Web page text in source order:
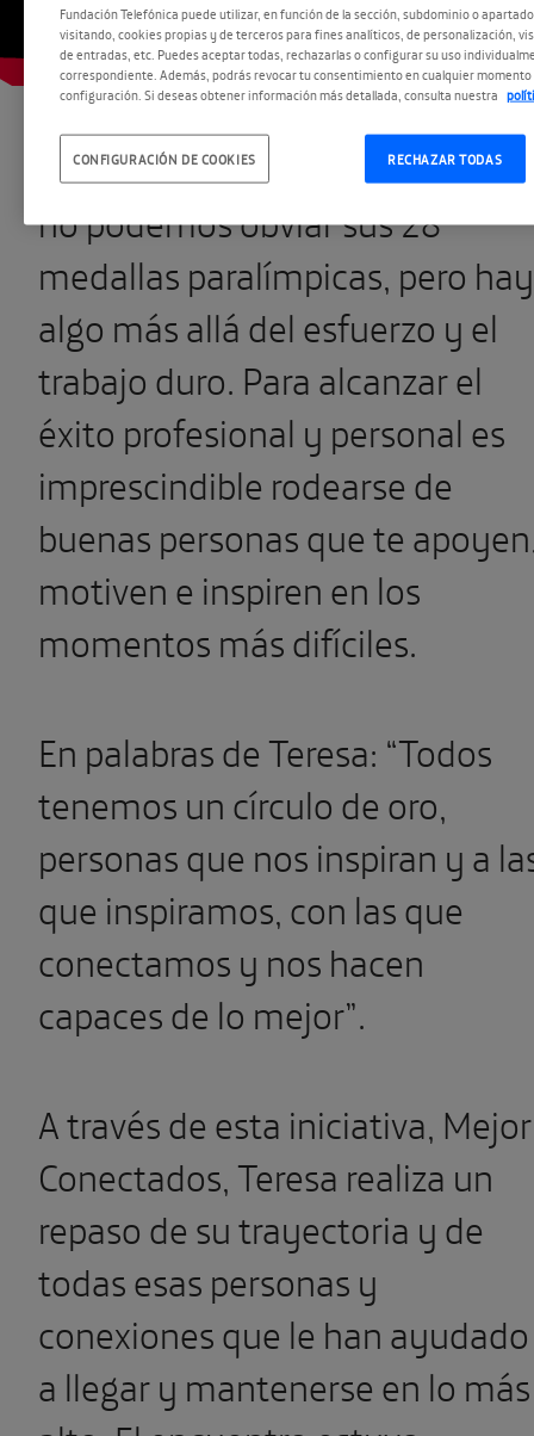
Cuando hablamos deTeresa
Perales,nadadora paralímpica,
no podemos obviar sus 28
medallas paralímpicas, pero hay
algo más allá del esfuerzo y el
trabajo duro. Para alcanzar el
éxito profesional y personal es
imprescindible rodearse de
buenas personas que te
motiven e inspiren en los
momentos más difíciles.
En palabras de Teresa: “Todos
tenemos un círculo de oro,
personas que nos inspiran y a
que inspiramos, con las que
conectamos y nos hacen
capaces de lo mejor”.
A través de esta iniciativa, Mejor
Conectados, Teresa realiza un
repaso de su trayectoria y de
todas esas personas y
conexiones que le han ayudado
a llegar y mantenerse en lo más
Fundación Telefónica puede utilizar, en función de la sección, subdominio o
visitando, cookies propias y de terceros para fines analíticos, de personalización,
de entradas, etc. Puedes aceptar todas, rechazarlas o configurar su uso
correspondiente. Además, podrás revocar tu consentimiento en cualquier momento
configuración. Si deseas obtener información más detallada, consulta nuestra
RECHAZAR TODAS
CONFIGURACIÓN DE COOKIES